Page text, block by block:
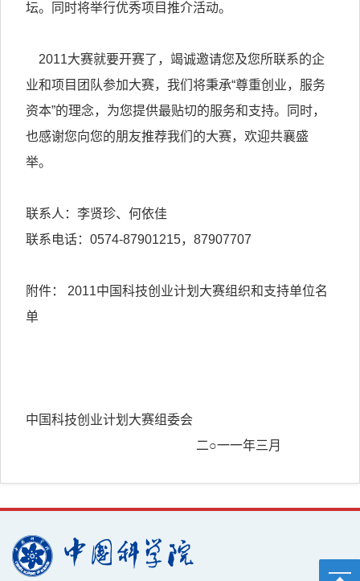
坛。同时将举行优秀项目推介活动。
2011大赛就要开赛了，竭诚邀请您及您所联系的企
业和项目团队参加大赛，我们将秉承“尊重创业，服务
资本”的理念，为您提供最贴切的服务和支持。同时，
也感谢您向您的朋友推荐我们的大赛，欢迎共襄盛
举。
联系人：李贤珍、何依佳
联系电话：0574-87901215，87907707
附件： 2011中国科技创业计划大赛组织和支持单位名
单
中国科技创业计划大赛组委会
二○一一年三月